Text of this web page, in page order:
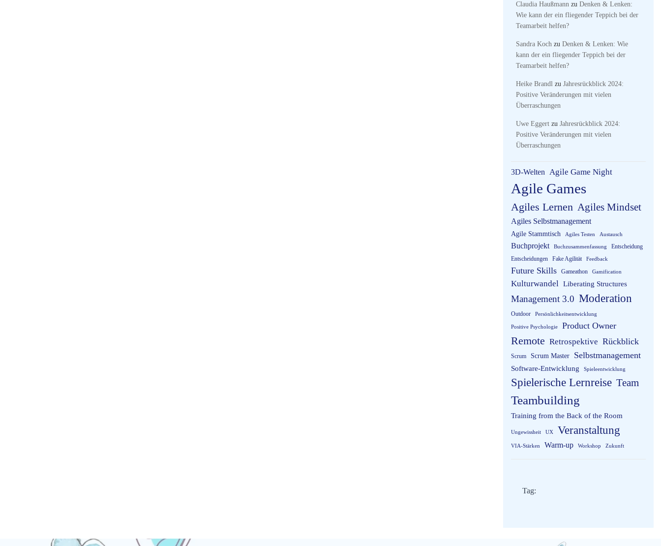
Claudia Haußmann zu Denken & Lenken:
Wie kann der ein fliegender Teppich bei der
Teamarbeit helfen?
Sandra Koch zu Denken & Lenken: Wie
kann der ein fliegender Teppich bei der
Teamarbeit helfen?
Heike Brandl zu Jahresrückblick 2024:
Positive Veränderungen mit vielen
Überraschungen
Uwe Eggert zu Jahresrückblick 2024:
Positive Veränderungen mit vielen
Überraschungen
3D-Welten Agile Game Night
Agile Games
Agiles Lernen Agiles Mindset
Agiles Selbstmanagement
Agile Stammtisch Agiles Testen Austausch
Buchprojekt Buchzusammenfassung
Entscheidung
Entscheidungen
Fake Agilität Feedback
Future Skills Gameathon Gamification
Kulturwandel Liberating Structures
Management 3.0 Moderation
Outdoor Persönlichkeitsentwicklung
Positive Psychologie Product Owner
Remote Retrospektive Rückblick
Scrum Scrum Master Selbstmanagement
Software-Entwicklung Spieleentwicklung
Spielerische Lernreise Team
Teambuilding
Training from the Back of the Room
Ungewissheit UX Veranstaltung
VIA-Stärken Warm-up Workshop Zukunft
Tag: